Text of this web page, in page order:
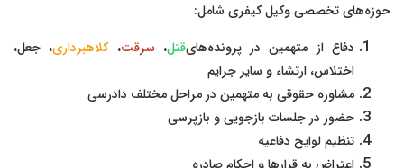
حوزه‌های تخصصی وکیل کیفری شامل:
دفاع از متهمین در پرونده‌هایقتل، سرقت،کلاهبرداری، جعل،
اختلاس، ارتشاء و سایر جرایم
مشاوره حقوقی به متهمین در مراحل مختلف دادرسی
حضور در جلسات بازجویی و بازپرسی
تنظیم لوایح دفاعیه